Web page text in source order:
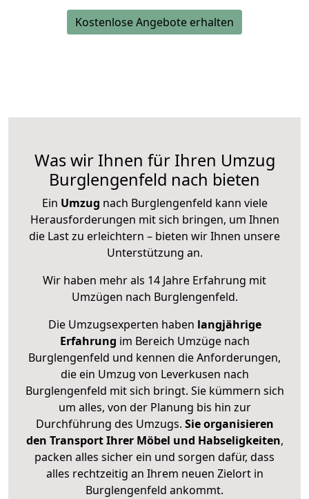
Kostenlose Angebote erhalten
Was wir Ihnen für Ihren Umzug
Burglengenfeld nach bieten
Ein Umzug nach Burglengenfeld kann viele
Herausforderungen mit sich bringen, um Ihnen
die Last zu erleichtern – bieten wir Ihnen unsere
Unterstützung an.
Wir haben mehr als 14 Jahre Erfahrung mit
Umzügen nach Burglengenfeld.
Die Umzugsexperten haben langjährige
Erfahrung im Bereich Umzüge nach
Burglengenfeld und kennen die Anforderungen,
die ein Umzug von Leverkusen nach
Burglengenfeld mit sich bringt. Sie kümmern sich
um alles, von der Planung bis hin zur
Durchführung des Umzugs. Sie organisieren
den Transport Ihrer Möbel und Habseligkeiten,
packen alles sicher ein und sorgen dafür, dass
alles rechtzeitig an Ihrem neuen Zielort in
Burglengenfeld ankommt.